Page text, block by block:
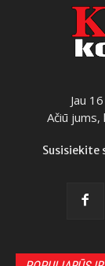
Jau
Ačiū jums,
Susisiekite